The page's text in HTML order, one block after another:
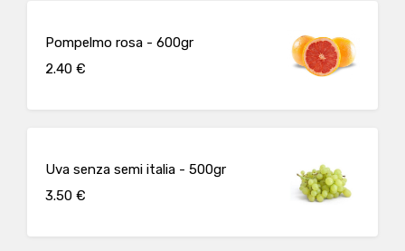
Pompelmo rosa - 600gr
2.40 €
Uva senza semi italia - 500gr
3.50 €